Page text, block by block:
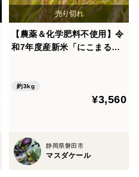
【農薬＆化学肥料不使用】令
和7年度産新米「にこまる」
約3kg
¥3,560
静岡県磐田市
マスダケール